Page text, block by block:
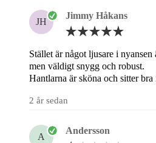
JH
Jimmy Håkans
Stället är något ljusare i
men väldigt snygg och robust.
Hantlarna är sköna och sitter bra
2 år sedan
A
Andersson